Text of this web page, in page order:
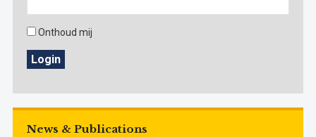
Onthoud mij
Login
News & Publications